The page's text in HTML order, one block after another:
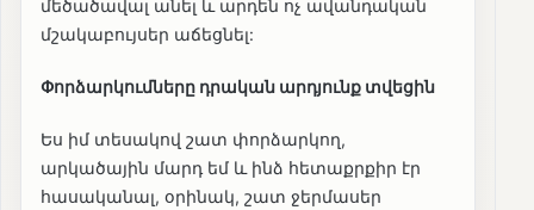
մեծածավալ անել և արդեն ոչ ավանդական
մշակաբույսեր աճեցնել:
Փորձարկումները դրական արդյունք տվեցին
Ես իմ տեսակով շատ փորձարկող,
արկածային մարդ եմ և ինձ հետաքրքիր էր
հասականալ, օրինակ, շատ ջերմասեր